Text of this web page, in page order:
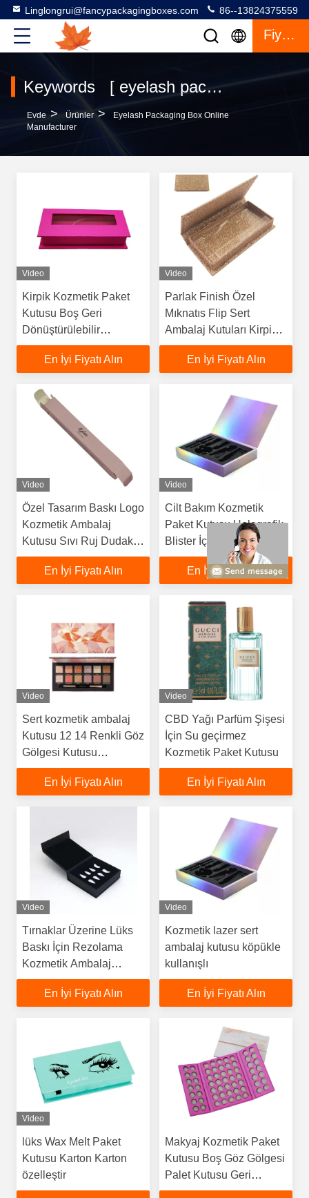
Linglongrui@fancypackagingboxes.com 86--13824375559
Fiyat Teklifi
Keywords [ eyelash packaging box ] Match 28 Ürünler
Evde > Ürünler >
Eyelash Packaging Box Online
Manufacturer
Video
Kirpik Kozmetik Paket
Kutusu Boş Geri
Dönüştürülebilir
Malzemeler
En İyi Fiyatı Alın
Video
Parlak Finish Özel
Mıknatıs Flip Sert
Ambalaj Kutuları Kirpik
Kozmetik Kutuları Şeritli
En İyi Fiyatı Alın
Video
Özel Tasarım Baskı Logo
Kozmetik Ambalaj
Kutusu Sıvı Ruj Dudak
Parlaklığı
En İyi Fiyatı Alın
Video
Cilt Bakım Kozmetik
Paket Kutusu Holografik
Blister İç Tabak
En İyi Fiyatı Alın
Video
Sert kozmetik ambalaj
Kutusu 12 14 Renkli Göz
Gölgesi Kutusu
Damgalama
En İyi Fiyatı Alın
Video
CBD Yağı Parfüm Şişesi
İçin Su geçirmez
Kozmetik Paket Kutusu
En İyi Fiyatı Alın
Video
Tırnaklar Üzerine Lüks
Baskı İçin Rezolama
Kozmetik Ambalaj
Kutusu
En İyi Fiyatı Alın
Video
Kozmetik lazer sert
ambalaj kutusu köpükle
kullanışlı
En İyi Fiyatı Alın
Video
lüks Wax Melt Paket
Kutusu Karton Karton
özelleştir
Makyaj Kozmetik Paket
Kutusu Boş Göz Gölgesi
Palet Kutusu Geri
Dönüştürülebilir